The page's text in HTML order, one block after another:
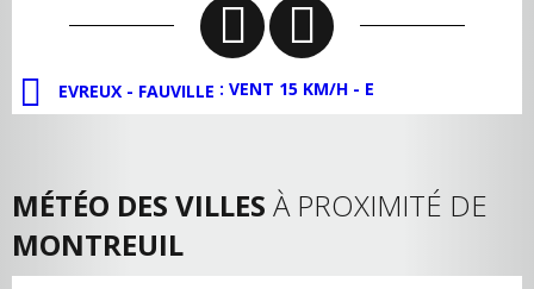
EVREUX - FAUVILLE : VENT 15 KM/H - E
MÉTÉO DES VILLES À PROXIMITÉ DE
MONTREUIL